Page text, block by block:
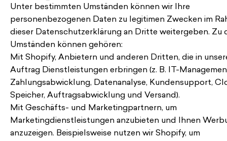
Unter bestimmten Umständen können wir Ihre
personenbezogenen Daten zu legitimen Zwecken im
dieser Datenschutzerklärung an Dritte weitergeben. Zu
Umständen können gehören:
Mit Shopify, Anbietern und anderen Dritten, die in
Auftrag Dienstleistungen erbringen (z. B. IT-
Zahlungsabwicklung, Datenanalyse, Kundensupport,
Speicher, Auftragsabwicklung und Versand).
Mit Geschäfts- und Marketingpartnern, um
Marketingdienstleistungen anzubieten und Ihnen
anzuzeigen. Beispielsweise nutzen wir Shopify, um